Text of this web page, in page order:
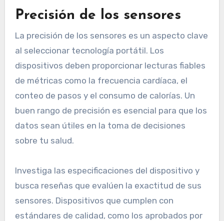
Precisión de los sensores
La precisión de los sensores es un aspecto clave
al seleccionar tecnología portátil. Los
dispositivos deben proporcionar lecturas fiables
de métricas como la frecuencia cardíaca, el
conteo de pasos y el consumo de calorías. Un
buen rango de precisión es esencial para que los
datos sean útiles en la toma de decisiones
sobre tu salud.
Investiga las especificaciones del dispositivo y
busca reseñas que evalúen la exactitud de sus
sensores. Dispositivos que cumplen con
estándares de calidad, como los aprobados por